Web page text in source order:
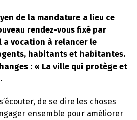
de la mandature a lieu ce
rendez-vous fixé par
a vocation à relancer le
habitants et habitantes.
: « La ville qui protège et
de se dire les choses
ensemble pour améliorer